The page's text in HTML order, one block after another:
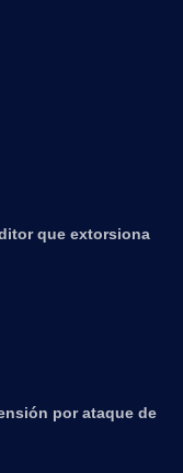
que extorsiona
por ataque de